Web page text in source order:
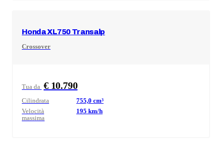
HondaXL750 Transalp
Crossover
Tua da € 10.790
Cilindrata 755,0 cm³
Velocità
massima
195 km/h